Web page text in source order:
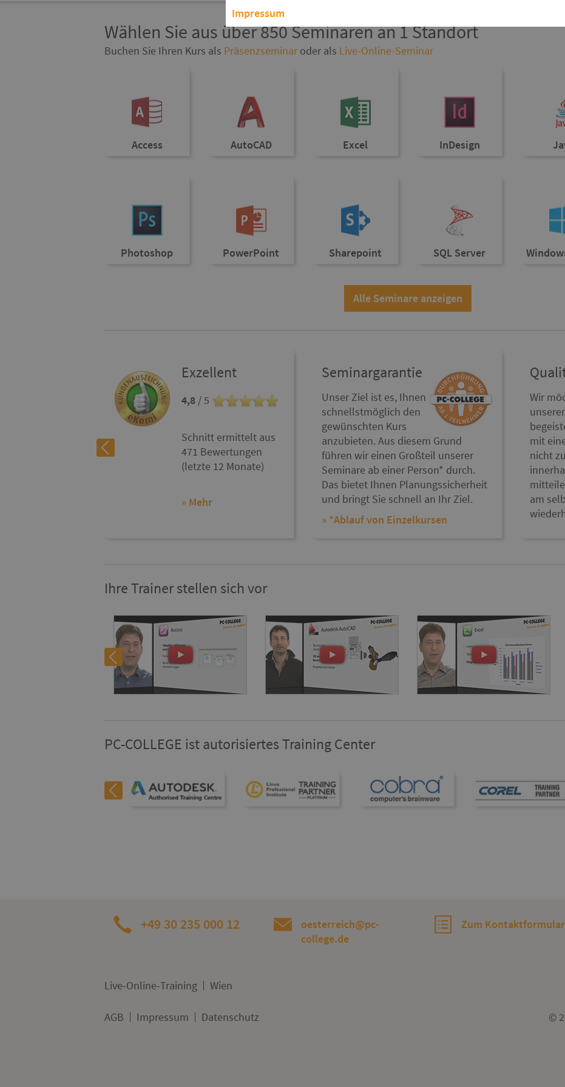
Wählen Sie aus über 850 Seminaren an 1 Standort
Buchen Sie Ihren Kurs als Präsenzseminar oder als Live-Online-Seminar
Access AutoCAD Excel InDesign
Photoshop PowerPoint Sharepoint SQL Server
Alle Seminare anzeigen
Exzellent
4,8 / 5
Schnitt ermittelt aus
471 Bewertungen
(letzte 12 Monate)
» Mehr
Seminargarantie
Unser Ziel ist es, Ihnen
schnellstmöglich den
gewünschten Kurs
anzubieten. Aus diesem Grund
führen wir einen Großteil unserer
Seminare ab einer Person* durch.
Das bietet Ihnen Planungssicherheit
und bringt Sie schnell an Ihr Ziel.
» *Ablauf von Einzelkursen
Wir
mit
nicht
am
Ihre Trainer stellen sich vor
PC-COLLEGE ist autorisiertes Training Center
+49 30 235 000 12
oesterreich@pc-
college.de
Zum Kontaktformular
Live-Online-Training Wien
AGB Impressum Datenschutz ©
Impressum